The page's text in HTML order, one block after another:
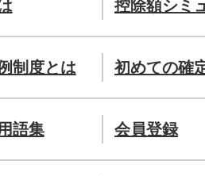
控除額シミ
制度とは 初めての確
語集 会員登録